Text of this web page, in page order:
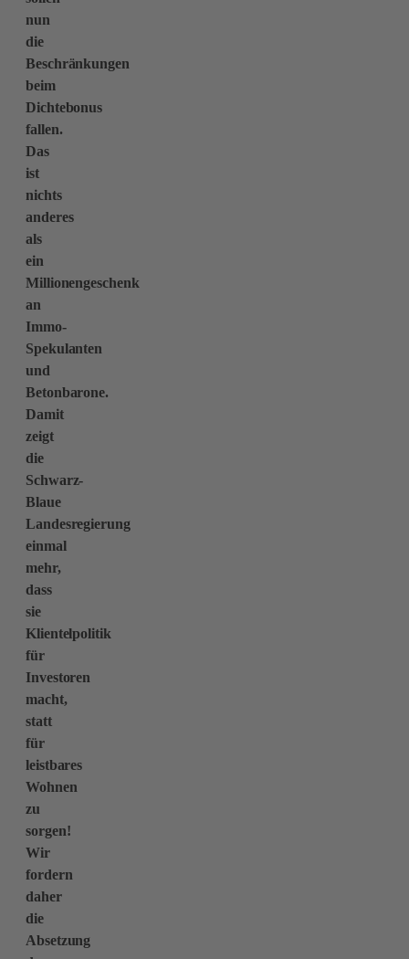
nun
die
Beschränkungen
beim
Dichtebonus
fallen.
Das
ist
nichts
anderes
als
ein
Millionengeschenk
an
Immo-
Spekulanten
und
Betonbarone.
Damit
zeigt
die
Schwarz-
Blaue
Landesregierung
einmal
mehr,
dass
sie
Klientelpolitik
für
Investoren
macht,
statt
für
leistbares
Wohnen
zu
sorgen!
Wir
fordern
daher
die
Absetzung